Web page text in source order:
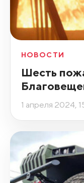
НОВОСТИ
Шесть
1 апреля 2024,